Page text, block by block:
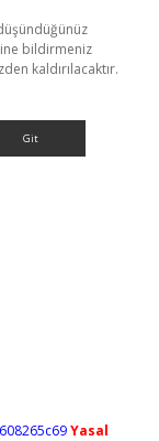
bildirmeniz
kaldırılacaktır.
Yasal